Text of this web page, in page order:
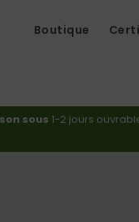
Boutique
sous 1-2 jours